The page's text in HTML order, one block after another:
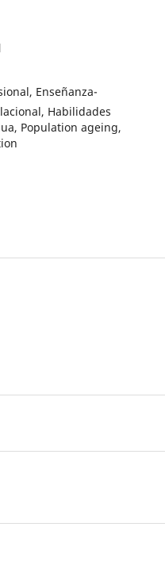
Enseñanza-
Habilidades
Population ageing,